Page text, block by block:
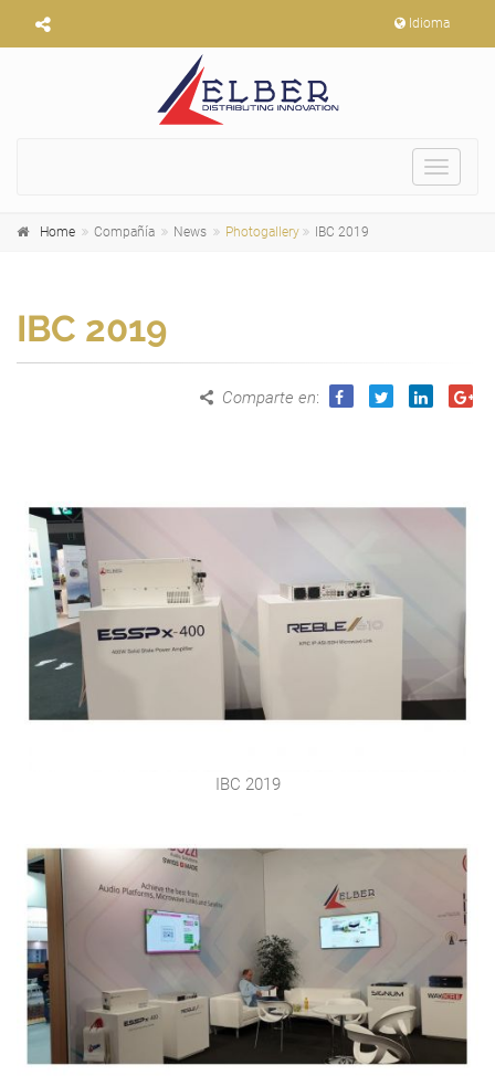
Idioma
Toggle
Home Compañía News Photogallery IBC 2019
IBC 2019
Comparte en:
IBC 2019